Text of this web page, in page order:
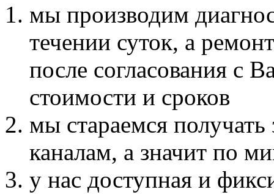
мы производим
течении суток, а
после согласования с
стоимости и сроков
мы стараемся
каналам, а значит по
у нас доступная и